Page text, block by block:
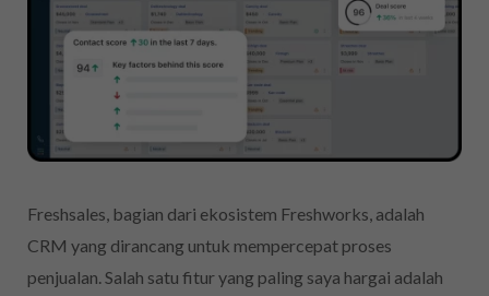
Freshsales, bagian dari ekosistem Freshworks, adalah
CRM yang dirancang untuk mempercepat proses
penjualan. Salah satu fitur yang paling saya hargai adalah